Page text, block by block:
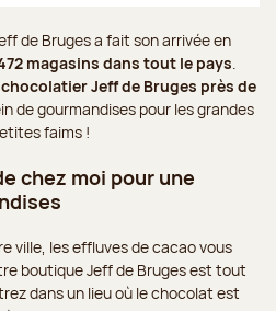
de Bruges a fait son arrivée en
magasins dans tout le pays.
chocolatier Jeff de Bruges près de
de gourmandises pour les grandes
faims !
chez moi pour une
ville, les effluves de cacao vous
boutique Jeff de Bruges est tout
dans un lieu où le chocolat est